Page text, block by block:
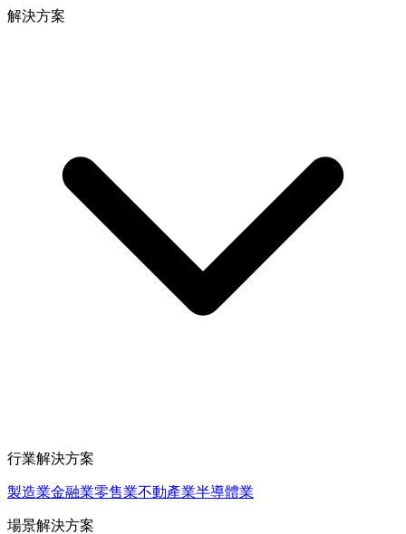
解決方案
行業解決方案
製造業金融業零售業不動產業半導體業
場景解決方案